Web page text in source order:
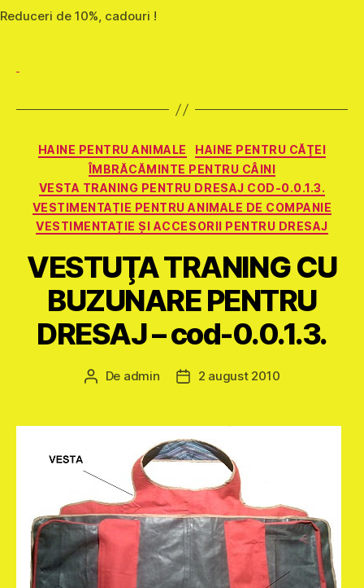
Reduceri de 10%, cadouri !
Categorii
HAINE PENTRU ANIMALE
HAINE PENTRU CĂŢEI
ÎMBRĂCĂMINTE PENTRU CÂINI
VESTA TRANING PENTRU DRESAJ COD-0.0.1.3.
VESTIMENTAȚIE PENTRU ANIMALE DE COMPANIE
VESTIMENTAȚIE ȘI ACCESORII PENTRU DRESAJ
VESTUŢA TRANING CU
BUZUNARE PENTRU
DRESAJ – cod-0.0.1.3.
Autor
De admin
Dată2 august 2010